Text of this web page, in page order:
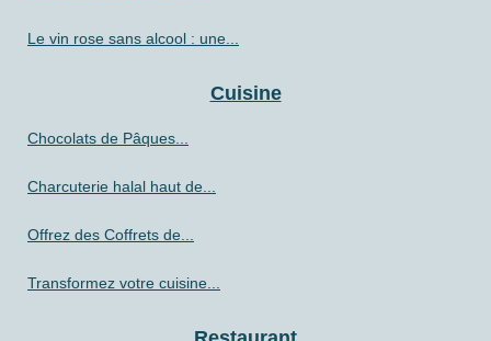
Le vin rose sans alcool : une...
Cuisine
Chocolats de Pâques...
Charcuterie halal haut de...
Offrez des Coffrets de...
Transformez votre cuisine...